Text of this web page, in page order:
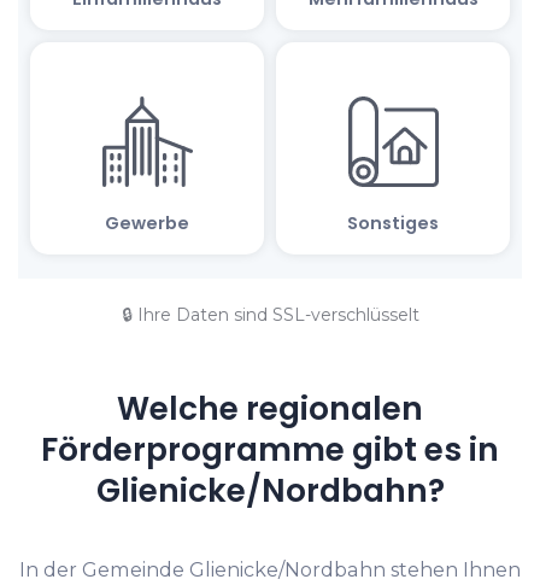
🔒 Ihre Daten sind SSL-verschlüsselt
Welche regionalen
Förderprogramme gibt es in
Glienicke/Nordbahn?
In der Gemeinde Glienicke/Nordbahn stehen Ihnen